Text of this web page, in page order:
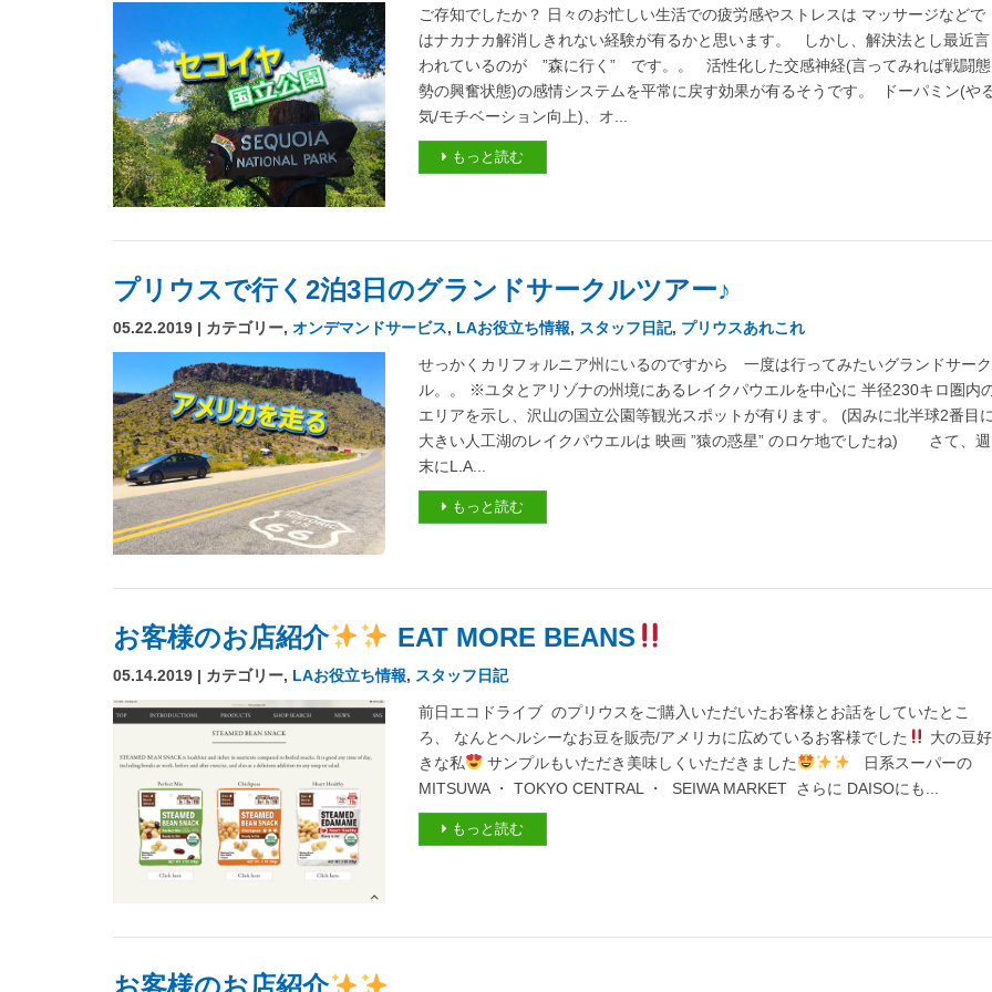
ご存知でしたか？ 日々のお忙しい生活での疲労感やストレスは マッサージなどで
はナカナカ解消しきれない経験が有るかと思います。 しかし、解決法とし最近言
われているのが ”森に行く” です。。 活性化した交感神経(言ってみれば戦闘態
勢の興奮状態)の感情システムを平常に戻す効果が有るそうです。 ドーパミン(や
気/モチベーション向上)、オ...
もっと読む
プリウスで行く2泊3日のグランドサークルツアー♪
05.22.2019 | カテゴリー, オンデマンドサービス, LAお役立ち情報, スタッフ日記, プリウスあれこれ
せっかくカリフォルニア州にいるのですから 一度は行ってみたいグランドサーク
ル。。 ※ユタとアリゾナの州境にあるレイクパウエルを中心に 半径230キロ圏内
エリアを示し、沢山の国立公園等観光スポットが有ります。 (因みに北半球2番目
大きい人工湖のレイクパウエルは 映画 ”猿の惑星” のロケ地でしたね) さて、週
末にL.A...
もっと読む
お客様のお店紹介 EAT MORE BEANS
05.14.2019 | カテゴリー, LAお役立ち情報, スタッフ日記
前日エコドライブ のプリウスをご購入いただいたお客様とお話をしていたとこ
ろ、 なんとヘルシーなお豆を販売/アメリカに広めているお客様でした
大の豆好
きな私
サンプルもいただき美味しくいただきました
日系スーパーの
MITSUWA ・ TOKYO CENTRAL ・ SEIWA MARKET さらに DAISOにも...
もっと読む